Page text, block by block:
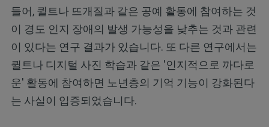
들어, 퀼트나 뜨개질과 같은 공예 활동에 참여하는 것
이 경도 인지 장애의 발생 가능성을 낮추는 것과 관련
이 있다는 연구 결과가 있습니다. 또 다른 연구에서는
퀼트나 디지털 사진 학습과 같은 '인지적으로 까다로
운' 활동에 참여하면 노년층의 기억 기능이 강화된다
는 사실이 입증되었습니다.